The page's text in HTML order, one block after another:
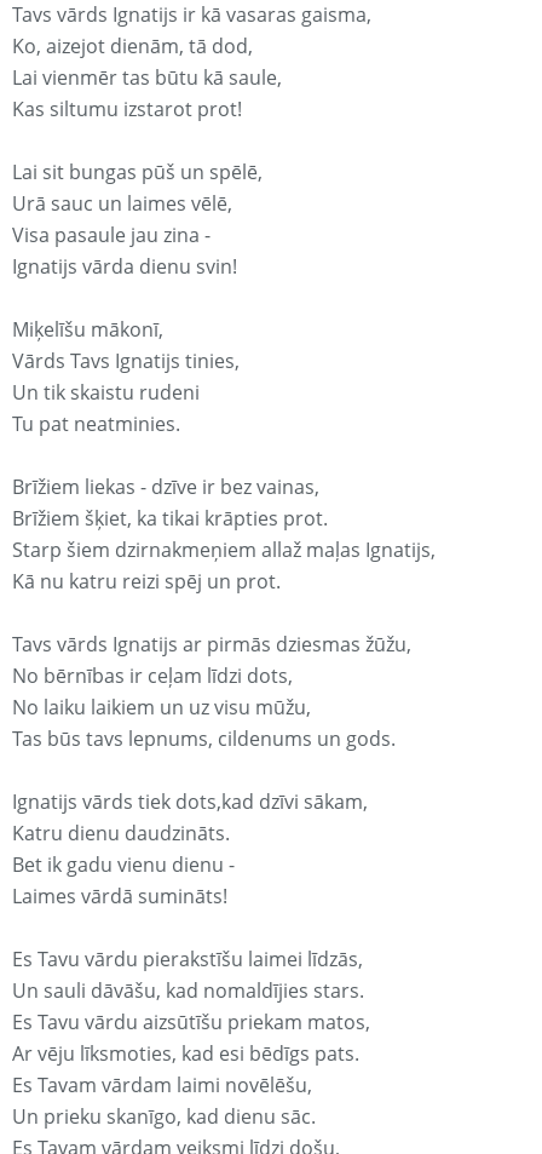
Tavs vārds Ignatijs ir kā vasaras gaisma,
Ko, aizejot dienām, tā dod,
Lai vienmēr tas būtu kā saule,
Kas siltumu izstarot prot!
Lai sit bungas pūš un spēlē,
Urā sauc un laimes vēlē,
Visa pasaule jau zina -
Ignatijs vārda dienu svin!
Miķelīšu mākonī,
Vārds Tavs Ignatijs tinies,
Un tik skaistu rudeni
Tu pat neatminies.
Brīžiem liekas - dzīve ir bez vainas,
Brīžiem šķiet, ka tikai krāpties prot.
Starp šiem dzirnakmeņiem allaž maļas Ignatijs,
Kā nu katru reizi spēj un prot.
Tavs vārds Ignatijs ar pirmās dziesmas žūžu,
No bērnības ir ceļam līdzi dots,
No laiku laikiem un uz visu mūžu,
Tas būs tavs lepnums, cildenums un gods.
Ignatijs vārds tiek dots,kad dzīvi sākam,
Katru dienu daudzināts.
Bet ik gadu vienu dienu -
Laimes vārdā sumināts!
Es Tavu vārdu pierakstīšu laimei līdzās,
Un sauli dāvāšu, kad nomaldījies stars.
Es Tavu vārdu aizsūtīšu priekam matos,
Ar vēju līksmoties, kad esi bēdīgs pats.
Es Tavam vārdam laimi novēlēšu,
Un prieku skanīgo, kad dienu sāc.
Es Tavam vārdam veiksmi līdzi došu,